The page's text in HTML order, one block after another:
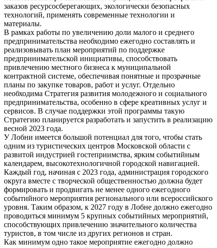
заказов ресурсосберегающих, экологически безопасных
технологий, применять современные технологии и
материалы.
В рамках работы по увеличению доли малого и среднего
предпринимательства необходимо ежегодно составлять и
реализовывать план мероприятий по поддержке
предпринимательской инициативы, способствовать
привлечению местного бизнеса к муниципальной
контрактной системе, обеспечивая понятные и прозрачные
планы по закупке товаров, работ и услуг. Отдельно
необходима Стратегия развития молодежного и социального
предпринимательства, особенно в сфере креативных услуг и
сервисов. В случае поддержки этой программы такую
Стратегию планируется разработать и запустить в реализацию
весной 2023 года.
У Лобни имеется большой потенциал для того, чтобы стать
одним из туристических центров Московской области с
развитой индустрией гостеприимства, ярким событийным
календарем, высокотехнологичной городской навигацией.
Каждый год, начиная с 2023 года, администрация городского
округа вместе с творческой общественностью должна будет
формировать и продвигать не менее одного ежегодного
событийного мероприятия регионального или всероссийского
уровня. Таким образом, к 2027 году в Лобне должно ежегодно
проводиться минимум 5 крупных событийных мероприятий,
способствующих привлечению значительного количества
туристов, в том числе из других регионов и стран.
Как минимум одно такое мероприятие ежегодно должно